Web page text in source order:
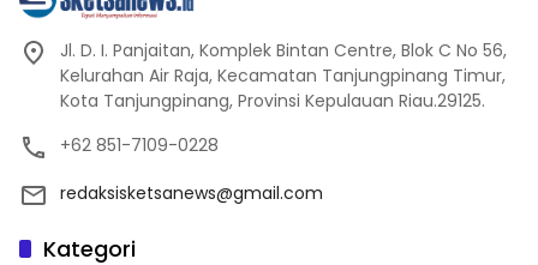
Jl. D. I. Panjaitan, Komplek Bintan Centre, Blok C No 56,
Kelurahan Air Raja, Kecamatan Tanjungpinang Timur,
Kota Tanjungpinang, Provinsi Kepulauan Riau.29125.
+62 851-7109-0228
redaksisketsanews@gmail.com
Kategori